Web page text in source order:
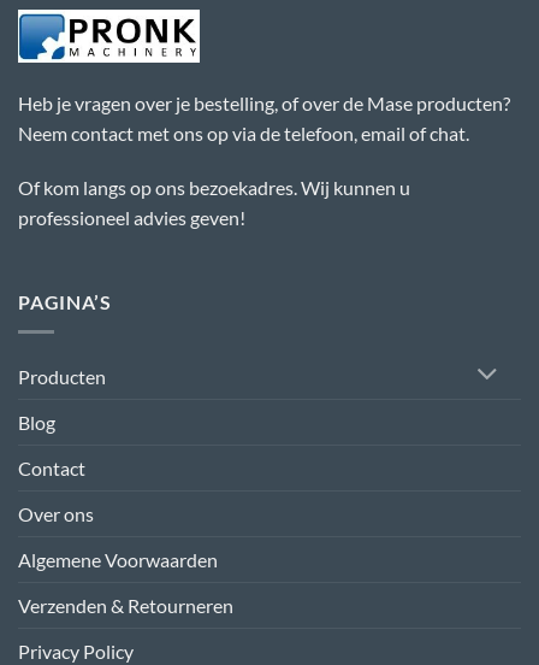
Heb je vragen over je bestelling, of over de Mase producten?
Neem contact met ons op via de telefoon, email of chat.
Of kom langs op ons bezoekadres. Wij kunnen u
professioneel advies geven!
PAGINA’S
Producten
Blog
Contact
Over ons
Algemene Voorwaarden
Verzenden & Retourneren
Privacy Policy